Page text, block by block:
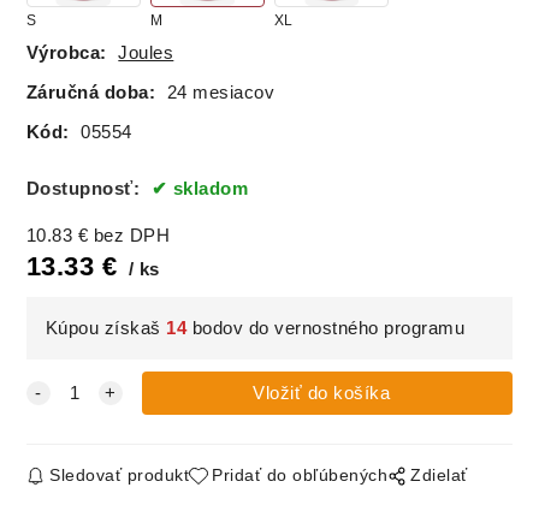
S M XL
Výrobca: Joules
Záručná doba: 24 mesiacov
Kód: 05554
Dostupnosť: skladom
10.83 € bez DPH
13.33 € ks
Kúpou získaš 14bodov do vernostného programu
Sledovať produkt Pridať do obľúbených Zdielať